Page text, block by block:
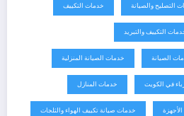
التصليح والصيانة خدمات التكييف
التكييف والتبريد
الصيانة خدمات الصيانة المنزلية
في الكويت خدمات المنازل
خدمات صيانة تكييف الهواء والثلجات